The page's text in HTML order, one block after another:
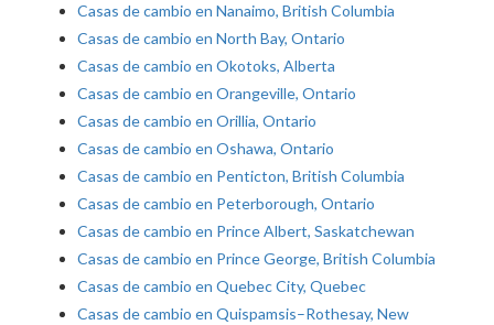
Casas de cambio en Nanaimo, British Columbia
Casas de cambio en North Bay, Ontario
Casas de cambio en Okotoks, Alberta
Casas de cambio en Orangeville, Ontario
Casas de cambio en Orillia, Ontario
Casas de cambio en Oshawa, Ontario
Casas de cambio en Penticton, British Columbia
Casas de cambio en Peterborough, Ontario
Casas de cambio en Prince Albert, Saskatchewan
Casas de cambio en Prince George, British Columbia
Casas de cambio en Quebec City, Quebec
Casas de cambio en Quispamsis–Rothesay, New